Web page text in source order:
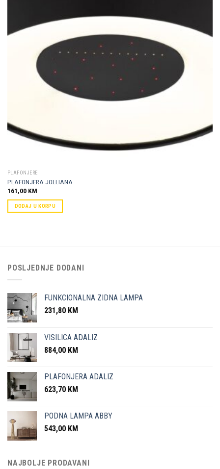
PLAFONJERE
PLAFONJERA JOLLIANA
161,00 KM
DODAJ U KORPU
POSLJEDNJE DODANI
FUNKCIONALNA ZIDNA LAMPA
231,80 KM
VISILICA ADALIZ
884,00 KM
PLAFONJERA ADALIZ
623,70 KM
PODNA LAMPA ABBY
543,00 KM
NAJBOLJE PRODAVANI